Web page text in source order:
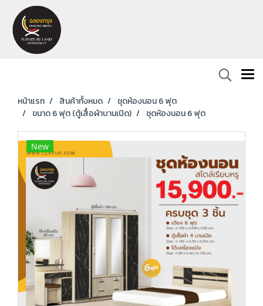
หน้าแรก สินค้าทั้งหมด
ชุดห้องนอน 6 ฟุต
ขนาด 6 ฟุต (ตู้เสื้อผ้าบานเปิด)
ชุดห้องนอน 6 ฟุต
New